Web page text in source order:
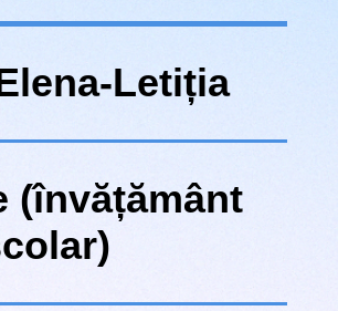
Letiția
(învățământ